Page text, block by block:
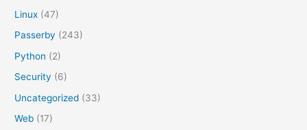
Linux (47)
Passerby (243)
Python (2)
Security (6)
Uncategorized (33)
Web (17)